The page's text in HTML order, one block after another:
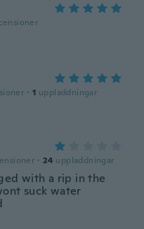
· 1 uppladdningar
· 24 uppladdningar
with a rip in the
suck water